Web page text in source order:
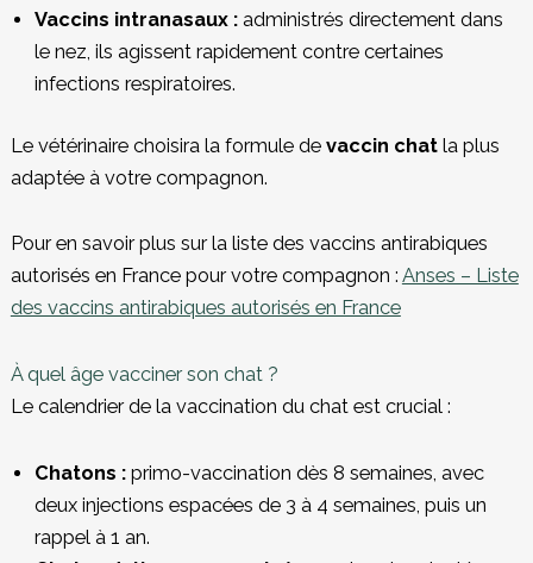
Vaccins intranasaux :administrés directement dans
le nez, ils agissent rapidement contre certaines
infections respiratoires.
Le vétérinaire choisira la formule de vaccin chatla plus
adaptée à votre compagnon.
Pour en savoir plus sur la liste des vaccins antirabiques
autorisés en France pour votre compagnon : Anses – Liste
des vaccins antirabiques autorisés en France
À quel âge vacciner son chat ?
Le calendrier de la vaccination du chat est crucial :
Chatons :primo-vaccination dès 8 semaines, avec
deux injections espacées de 3 à 4 semaines, puis un
rappel à 1 an.